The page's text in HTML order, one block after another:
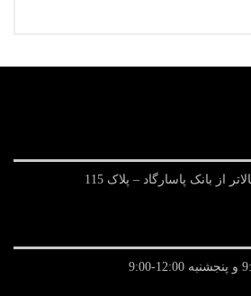
از بانک پاسارگاد – پلاک 115